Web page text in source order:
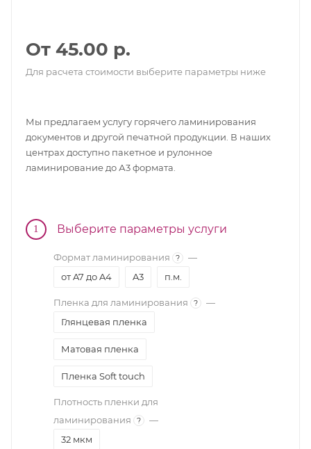
От 45.00 р.
Для расчета стоимости выберите параметры ниже
Мы предлагаем услугу горячего ламинирования
документов и другой печатной продукции. В наших
центрах доступно пакетное и рулонное
ламинирование до А3 формата.
1 Выберите параметры услуги
Формат ламинирования ?
—
от A7 до A4
A3 п.м.
Пленка для ламинирования ?
—
Глянцевая пленка
Матовая пленка
Пленка Soft touch
Плотность пленки для
ламинирования
?
—
32 мкм